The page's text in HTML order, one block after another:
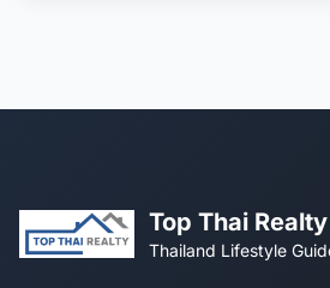
Top Thai Realty
Thailand Lifestyle